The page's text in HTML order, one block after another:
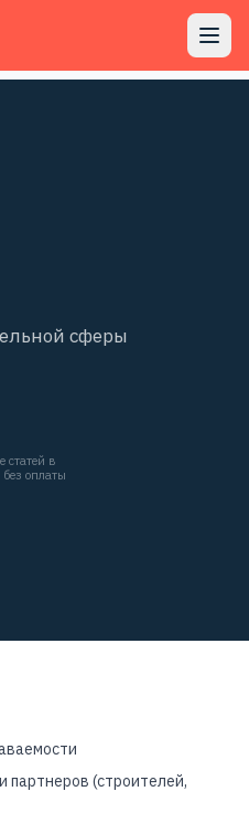
сферы
статей в
оплаты
партнеров (строителей,